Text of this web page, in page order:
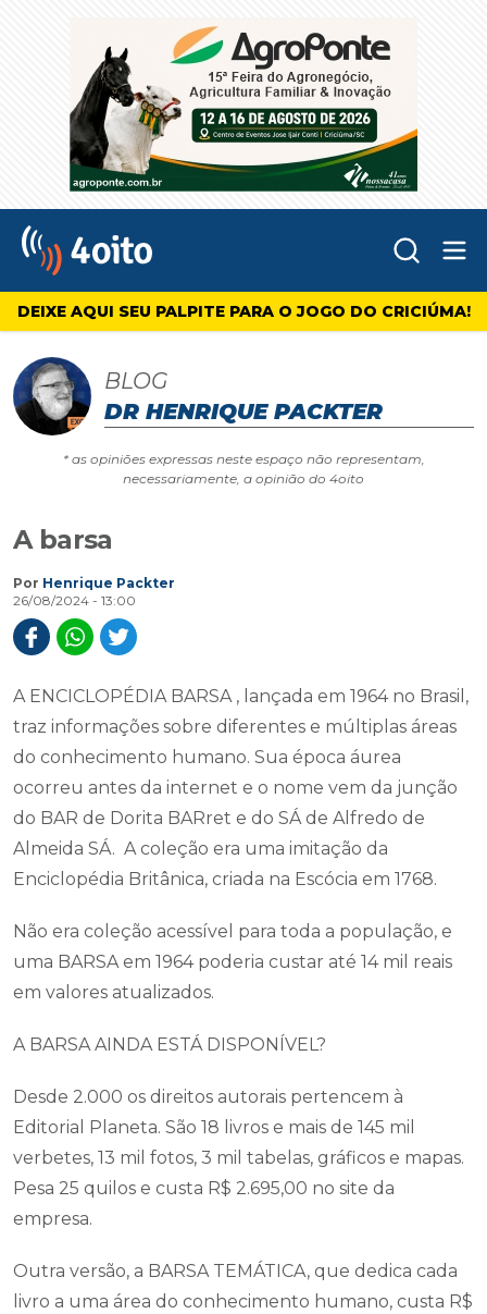
4oito
DEIXE AQUI SEU PALPITE PARA O JOGO DO CRICIÚMA!
BLOG
DR HENRIQUE PACKTER
* as opiniões expressas neste espaço não representam,
necessariamente, a opinião do 4oito
A barsa
Por Henrique Packter
26/08/2024 - 13:00
A ENCICLOPÉDIA BARSA , lançada em 1964 no Brasil,
traz informações sobre diferentes e múltiplas áreas
do conhecimento humano. Sua época áurea
ocorreu antes da internet e o nome vem da junção
do BAR de Dorita BARret e do SÁ de Alfredo de
Almeida SÁ. A coleção era uma imitação da
Enciclopédia Britânica, criada na Escócia em 1768.
Não era coleção acessível para toda a população, e
uma BARSA em 1964 poderia custar até 14 mil reais
em valores atualizados.
A BARSA AINDA ESTÁ DISPONÍVEL?
Desde 2.000 os direitos autorais pertencem à
Editorial Planeta. São 18 livros e mais de 145 mil
verbetes, 13 mil fotos, 3 mil tabelas, gráficos e mapas.
Pesa 25 quilos e custa R$ 2.695,00 no site da
empresa.
Outra versão, a BARSA TEMÁTICA, que dedica cada
livro a uma área do conhecimento humano, custa R$